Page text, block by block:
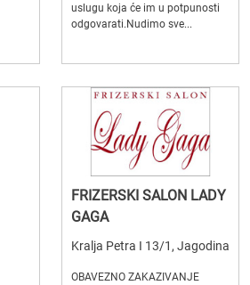
uslugu koja će im u potpunosti
odgovarati.Nudimo sve...
FRIZERSKI SALON LADY
GAGA
Kralja Petra I 13/1, Jagodina
OBAVEZNO ZAKAZIVANJE